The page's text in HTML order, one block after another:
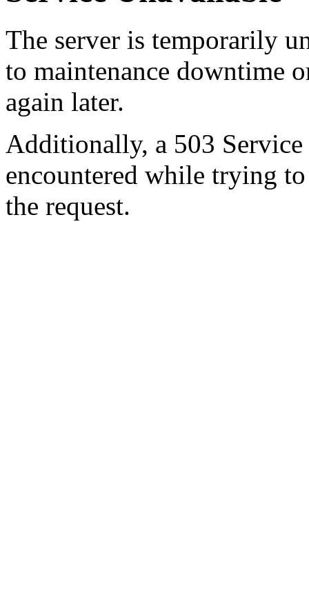
The server is temporarily
to maintenance downtime
again later.
Additionally, a 503
encountered while trying
the request.